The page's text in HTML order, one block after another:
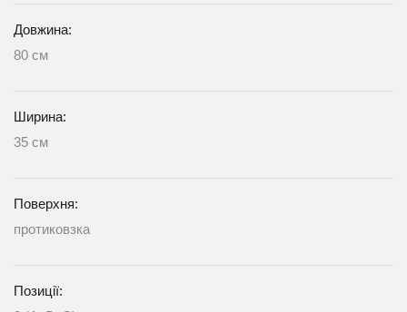
Довжина:
80 см
Ширина:
35 см
Поверхня:
протиковзка
Позиції: